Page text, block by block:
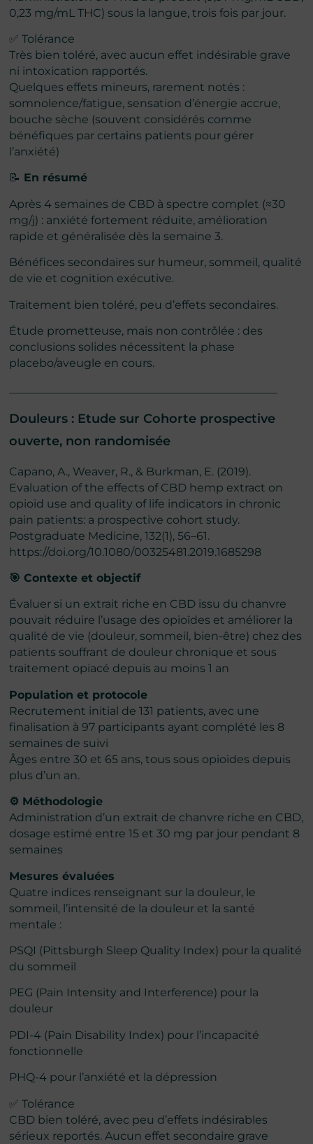
0,23 mg/mL THC) sous la langue, trois fois par jour.
✅ Tolérance
Très bien toléré, avec aucun effet indésirable grave
ni intoxication rapportés.
Quelques effets mineurs, rarement notés :
somnolence/fatigue, sensation d’énergie accrue,
bouche sèche (souvent considérés comme
bénéfiques par certains patients pour gérer
l’anxiété)
📝 En résumé
Après 4 semaines de CBD à spectre complet (≈30
mg/j) : anxiété fortement réduite, amélioration
rapide et généralisée dès la semaine 3.
Bénéfices secondaires sur humeur, sommeil, qualité
de vie et cognition exécutive.
Traitement bien toléré, peu d’effets secondaires.
Étude prometteuse, mais non contrôlée : des
conclusions solides nécessitent la phase
placebo/aveugle en cours.
Douleurs : Etude sur Cohorte prospective
ouverte, non randomisée
Capano, A., Weaver, R., & Burkman, E. (2019).
Evaluation of the effects of CBD hemp extract on
opioid use and quality of life indicators in chronic
pain patients: a prospective cohort study.
Postgraduate Medicine, 132(1), 56–61.
https://doi.org/10.1080/00325481.2019.1685298
🎯 Contexte et objectif
Évaluer si un extrait riche en CBD issu du chanvre
pouvait réduire l’usage des opioïdes et améliorer la
qualité de vie (douleur, sommeil, bien-être) chez des
patients souffrant de douleur chronique et sous
traitement opiacé depuis au moins 1 an
Population et protocole
Recrutement initial de 131 patients, avec une
finalisation à 97 participants ayant complété les 8
semaines de suivi
Âges entre 30 et 65 ans, tous sous opioïdes depuis
plus d’un an.
⚙️ Méthodologie
Administration d’un extrait de chanvre riche en CBD,
dosage estimé entre 15 et 30 mg par jour pendant 8
semaines
Mesures évaluées
Quatre indices renseignant sur la douleur, le
sommeil, l’intensité de la douleur et la santé
mentale :
PSQI (Pittsburgh Sleep Quality Index) pour la qualité
du sommeil
PEG (Pain Intensity and Interference) pour la
douleur
PDI-4 (Pain Disability Index) pour l’incapacité
fonctionnelle
PHQ-4 pour l’anxiété et la dépression
✅ Tolérance
CBD bien toléré, avec peu d’effets indésirables
sérieux reportés. Aucun effet secondaire grave